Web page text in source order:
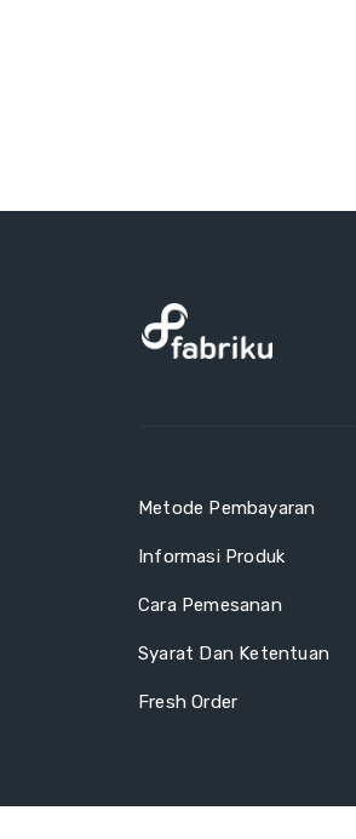
Metode Pembayaran
Informasi Produk
Cara Pemesanan
Syarat Dan Ketentuan
Fresh Order